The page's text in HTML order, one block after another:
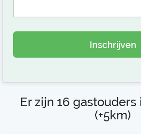
Inschrijven
Er zijn 16
(+5km)